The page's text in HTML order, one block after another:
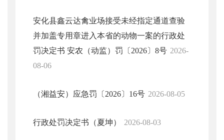
安化县鑫云达禽业场接受未经指定通道查验
并加盖专用章进入本省的动物一案的行政处
罚决定书 安农（动监）罚〔2026〕8号 2026-
08-06
（湘益安）应急罚〔2026〕16号 2026-08-05
行政处罚决定书（夏坤） 2026-08-03